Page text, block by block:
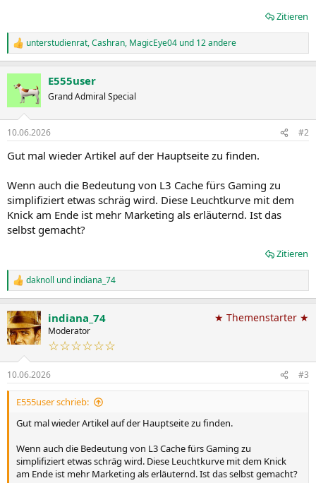
Zitieren
R
e
t
e
:
unterstudienrat,Cashran, MagicEye04 und 12 andere
E555user
Grand Admiral Special
10.06.2026 #2
Gut mal wieder Artikel auf der Hauptseite zu finden.
Wenn auch die Bedeutung von L3 Cache fürs Gaming zu
simplifiziert etwas schräg wird. Diese Leuchtkurve mit dem
Knick am Ende ist mehr Marketing als erläuternd. Ist das
selbst gemacht?
Zitieren
R
e
k
t
i
n
e
n
daknoll und indiana_74
indiana_74
Moderator
☆☆☆☆☆☆
★ Themenstarter ★
10.06.2026 #3
E555user schrieb:
Gut mal wieder Artikel auf der Hauptseite zu finden.
Wenn auch die Bedeutung von L3 Cache fürs Gaming zu
simplifiziert etwas schräg wird. Diese Leuchtkurve mit dem Knick
am Ende ist mehr Marketing als erläuternd. Ist das selbst gemacht?